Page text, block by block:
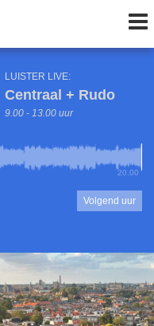
LUISTER LIVE:
Centraal + Rudo
9.00 - 13.00 uur
20.00
Volgend uur